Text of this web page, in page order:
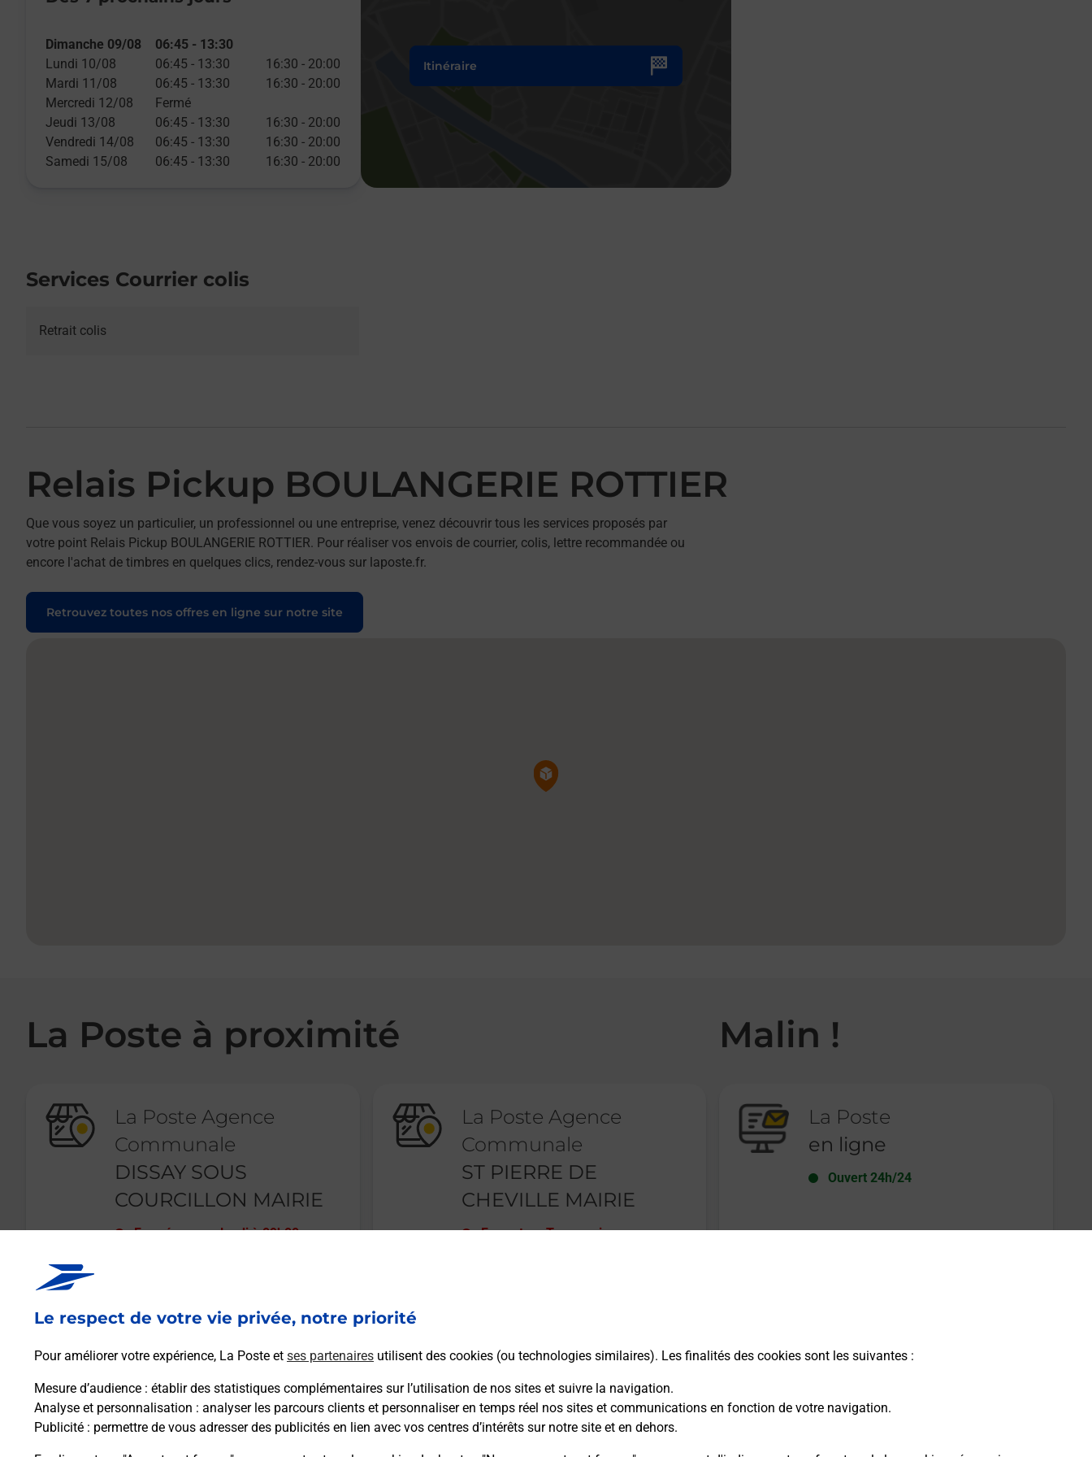
Le respect de votre vie privée, notre priorité
Pour améliorer votre expérience, La Poste et ses partenaires utilisent des cookies (ou technologies similaires). Les finalités des cookies sont les suivantes :
Mesure d’audience : établir des statistiques complémentaires sur l’utilisation de nos sites et suivre la navigation.
Analyse et personnalisation : analyser les parcours clients et personnaliser en temps réel nos sites et communications en fonction de votre navigation.
Publicité : permettre de vous adresser des publicités en lien avec vos centres d’intérêts sur notre site et en dehors.
Dimanche 09/08 06:45 - 13:30
Lundi 10/08
06:45 - 13:30 16:30 - 20:00
Mardi 11/08
06:45 - 13:30 16:30 - 20:00
Mercredi 12/08
Fermé
Jeudi 13/08
06:45 - 13:30 16:30 - 20:00
Vendredi 14/08
06:45 - 13:30 16:30 - 20:00
Samedi 15/08
06:45 - 13:30 16:30 - 20:00
Itinéraire
Services Courrier colis
Retrait colis
Relais Pickup BOULANGERIE ROTTIER
Que vous soyez un particulier, un professionnel ou une entreprise, venez découvrir tous les services proposés par
votre point Relais Pickup BOULANGERIE ROTTIER. Pour réaliser vos envois de courrier, colis, lettre recommandée ou
encore l'achat de timbres en quelques clics, rendez-vous sur laposte.fr.
Retrouvez toutes nos offres en ligne sur notre site
Pin de la carte
La Poste à proximité
La Poste Agence
Communale
DISSAY SOUS
COURCILLON MAIRIE
Fermé-ouvre lundi à 09h00
En savoir plus
La Poste Agence
Communale
ST PIERRE DE
CHEVILLE MAIRIE
Fermeture Temporaire
Malin !
La Poste
en ligne
Ouvert 24h/24